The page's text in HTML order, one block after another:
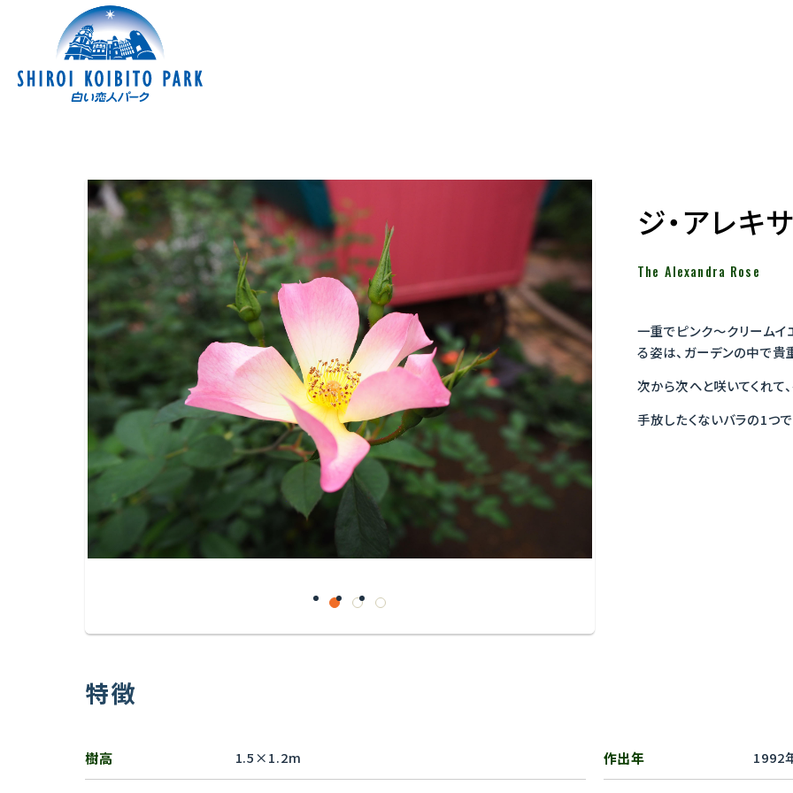
ジ・アレキ
The Alexandra Rose
一重でピンク～クリーム
る姿は、ガーデンの中で貴
次から次へと咲いてくれて
手放したくないバラの1つで
特徴
樹高 1.5×1.2m 作出年 1992